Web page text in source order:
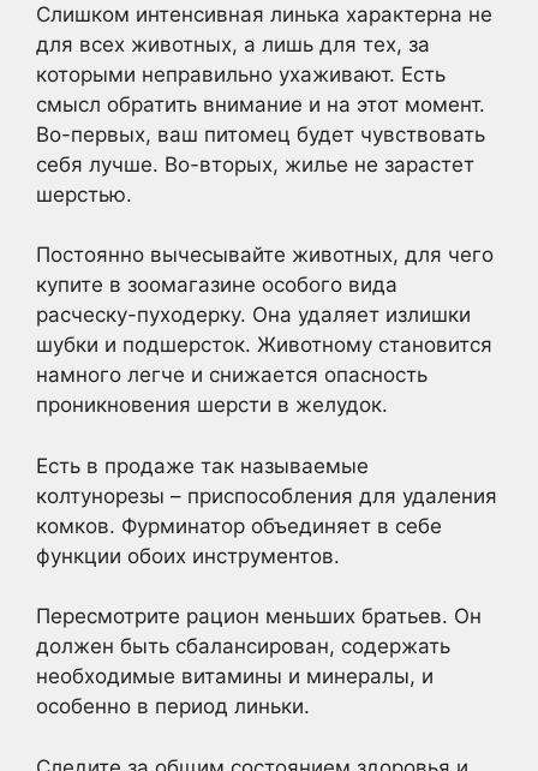
Слишком интенсивная линька характерна не
для всех животных, а лишь для тех, за
которыми неправильно ухаживают. Есть
смысл обратить внимание и на этот момент.
Во-первых, ваш питомец будет чувствовать
себя лучше. Во-вторых, жилье не зарастет
шерстью.
Постоянно вычесывайте животных, для чего
купите в зоомагазине особого вида
расческу-пуходерку. Она удаляет излишки
шубки и подшерсток. Животному становится
намного легче и снижается опасность
проникновения шерсти в желудок.
Есть в продаже так называемые
колтунорезы – приспособления для удаления
комков. Фурминатор объединяет в себе
функции обоих инструментов.
Пересмотрите рацион меньших братьев. Он
должен быть сбалансирован, содержать
необходимые витамины и минералы, и
особенно в период линьки.